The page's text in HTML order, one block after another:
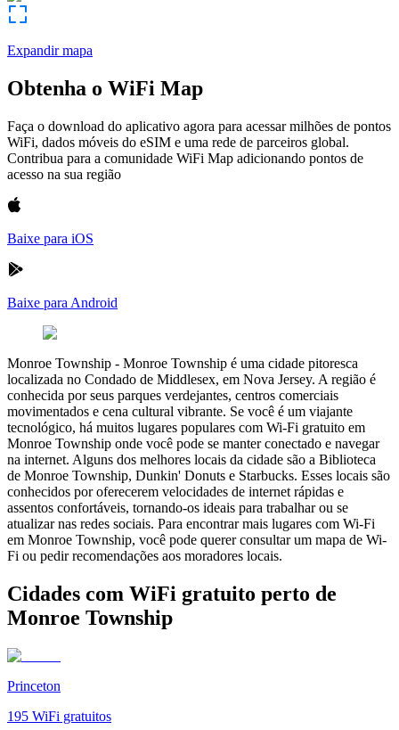
Expandir mapa
Obtenha o WiFi Map
Faça o download do aplicativo agora para acessar milhões de pontos
WiFi, dados móveis do eSIM e uma rede de parceiros global.
Contribua para a comunidade WiFi Map adicionando pontos de
acesso na sua região
Baixe para iOS
Baixe para Android
Monroe Township - Monroe Township é uma cidade pitoresca
localizada no Condado de Middlesex, em Nova Jersey. A região é
conhecida por seus parques verdejantes, centros comerciais
movimentados e cena cultural vibrante. Se você é um viajante
tecnológico, há muitos lugares populares com Wi-Fi gratuito em
Monroe Township onde você pode se manter conectado e navegar
na internet. Alguns dos melhores locais da cidade são a Biblioteca
de Monroe Township, Dunkin' Donuts e Starbucks. Esses locais são
conhecidos por oferecerem velocidades de internet rápidas e
assentos confortáveis, tornando-os ideais para trabalhar ou se
atualizar nas redes sociais. Para encontrar mais lugares com Wi-Fi
em Monroe Township, você pode querer consultar um mapa de Wi-
Fi ou pedir recomendações aos moradores locais.
Cidades com WiFi gratuito perto de
Monroe Township
Princeton
195 WiFi gratuitos